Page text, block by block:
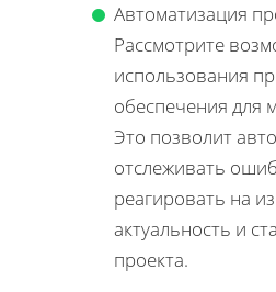
Автоматизация
Рассмотрите
использования
обеспечения для
Это позволит
отслеживать
реагировать на
актуальность и
проекта.